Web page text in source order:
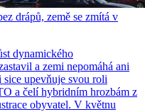
drápů, země se zmítá v
dynamického
a zemi nepomáhá ani
upevňuje svou roli
a čelí hybridním hrozbám z
obyvatel. V květnu